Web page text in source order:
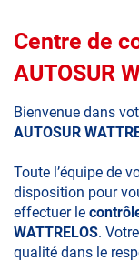
Centre de
AUTOSUR
Bienvenue dans
AUTOSUR
Toute l’équipe de
disposition pour
effectuer le
WATTRELOS.
qualité dans le